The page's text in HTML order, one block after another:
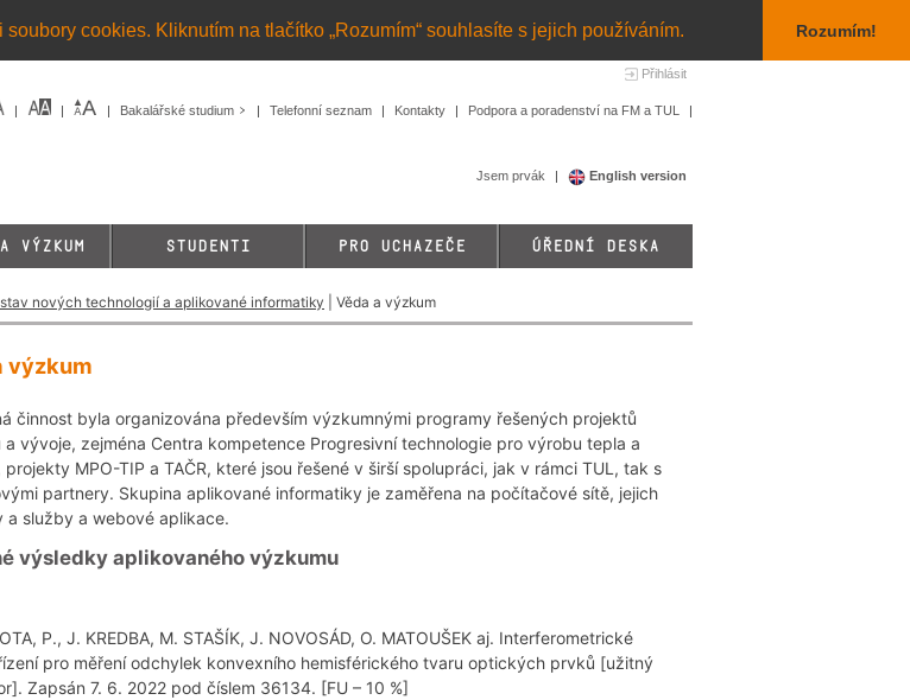
cookies. Kliknutím na tlačítko „Rozumím“ souhlasíte s jejich používáním. Rozumím!
Přihlásit
Bakalářské studium Telefonní seznam Kontakty Podpora a poradenství na FM a TUL
Jsem prvák English version
VÝZKUM STUDENTI PRO UCHAZEČE ÚŘEDNÍ DESKA
nových technologií a aplikované informatiky | Věda a výzkum
výzkum
činnost byla organizována především výzkumnými programy řešených projektů
vývoje, zejména Centra kompetence Progresivní technologie pro výrobu tepla a
MPO-TIP a TAČR, které jsou řešené v širší spolupráci, jak v rámci TUL, tak s
partnery. Skupina aplikované informatiky je zaměřena na počítačové sítě, jejich
a služby a webové aplikace.
výsledky aplikovaného výzkumu
P., J. KREDBA, M. STAŠÍK, J. NOVOSÁD, O. MATOUŠEK aj. Interferometrické
pro měření odchylek konvexního hemisférického tvaru optických prvků [užitný
Zapsán 7. 6. 2022 pod číslem 36134. [FU – 10 %]